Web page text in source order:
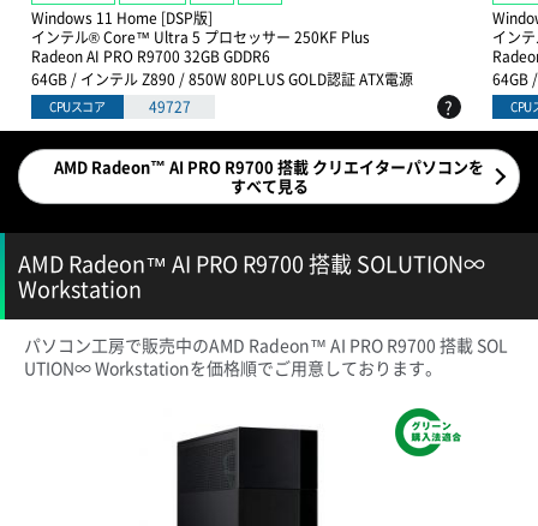
Windows 11 Home [DSP版]
インテル® Core™ Ultra 5 プロセッサー 250KF Plus
Radeon AI PRO R9700 32GB GDDR6
64GB / インテル Z890 / 850W 80PLUS GOLD認証 ATX電源
CPUスコア 49727 ?
イン
64GB
CPU
AMD Radeon™ AI PRO R9700 搭載 クリエイターパソコンを
すべて見る
AMD Radeon™ AI PRO R9700 搭載 SOLUTION∞
Workstation
パソコン工房で販売中のAMD Radeon™ AI PRO R9700 搭載 SOL
UTION∞ Workstationを価格順でご用意しております。